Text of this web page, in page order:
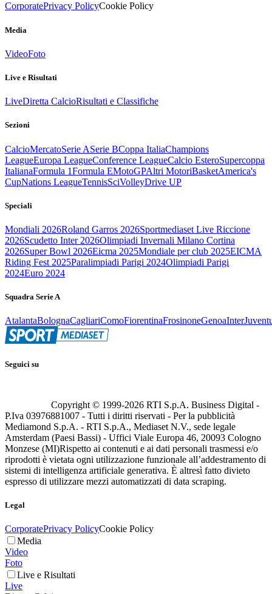
CorporatePrivacy PolicyCookie Policy
Media
VideoFoto
Live e Risultati
LiveDiretta CalcioRisultati e Classifiche
Sezioni
CalcioMercatoSerie ASerie BCoppa ItaliaChampions
LeagueEuropa LeagueConference LeagueCalcio EsteroSupercoppa
ItalianaFormula 1Formula EMotoGPAltri MotoriBasketAmerica's
CupNations LeagueTennisSciVolleyDrive UP
Speciali
Mondiali 2026Roland Garros 2026Sportmediaset Live Riccione
2026Scudetto Inter 2026Olimpiadi Invernali Milano Cortina
2026Super Bowl 2026Eicma 2025Mondiale per club 2025EICMA
Riding Fest 2025Paralimpiadi Parigi 2024Olimpiadi Parigi
2024Euro 2024
Squadra Serie A
AtalantaBolognaCagliariComoFiorentinaFrosinoneGenoaInter
Seguici su
Copyright © 1999-2026 RTI S.p.A. Business Digital -
P.Iva 03976881007 - Tutti i diritti riservati - Per la pubblicità
Mediamond S.p.A. - RTI S.p.A., Mediaset N.V., sede legale
Amsterdam (Paesi Bassi) - Uffici Viale Europa 46, 20093 Cologno
Monzese (MI)Rispetto ai contenuti e ai dati personali trasmessi e/o
riprodotti è vietata ogni utilizzazione funzionale all’addestramento di
sistemi di intelligenza artificiale generativa. È altresì fatto divieto
espresso di utilizzare mezzi automatizzati di data scraping.
Legal
CorporatePrivacy PolicyCookie Policy
Media
Video
Foto
Live e Risultati
Live